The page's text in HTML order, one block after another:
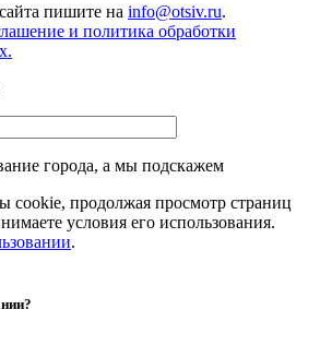
пишите на info@otsiv.ru.
и политика обработки
города, а мы подскажем
cookie, продолжая просмотр страниц
условия его использования.
.